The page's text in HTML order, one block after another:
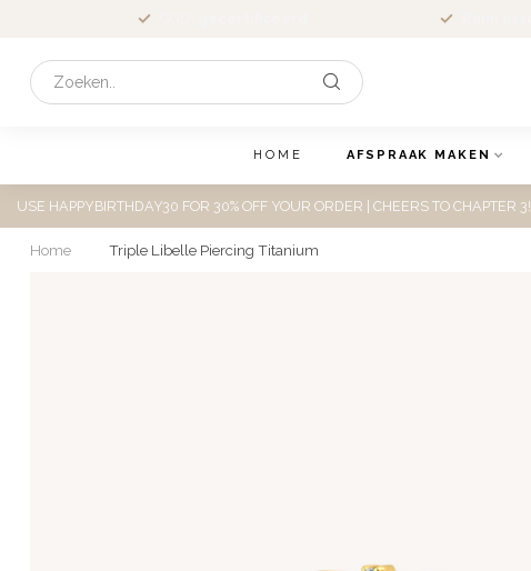
HOME AFSPRAAK MAKEN
USE HAPPYBIRTHDAY30 FOR 30% OFF YOUR ORDER | CHEERS TO CHAPTER 3!
Home Triple Libelle Piercing Titanium